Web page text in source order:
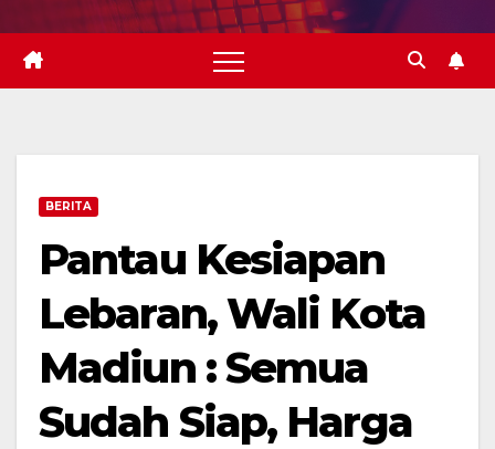
BERITA
Pantau Kesiapan
Lebaran, Wali Kota
Madiun : Semua
Sudah Siap, Harga